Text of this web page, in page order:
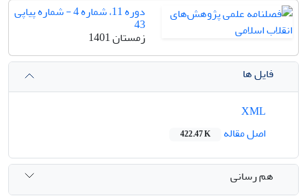
دوره 11، شماره 4 - شماره پیاپی
43
زمستان 1401
فایل ها
اصل مقاله
422.47 K
هم رسانی